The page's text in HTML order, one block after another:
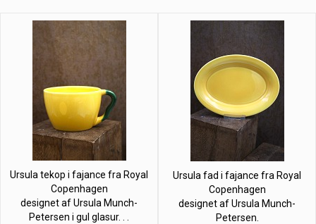
Ursula tekop i fajance fra Royal
Copenhagen
designet af Ursula Munch-
Petersen i gul glasur. . .
Ursula fad i fajance fra Royal
Copenhagen
designet af Ursula Munch-
Petersen.